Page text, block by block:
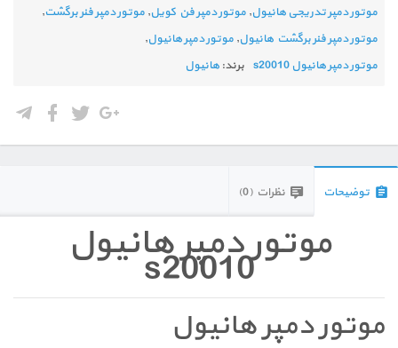
موتور دمپر تدریجی هانیول, موتور دمپر فن کویل, موتور دمپر فنر برگشت,
موتور دمپر فنر برگشت هانیول, موتور دمپر هانیول,
موتور دمپر هانیول s20010
برند: هانیول
توضیحات نظرات (0)
موتور دمپر هانیول
s20010
موتور دمپر هانیول